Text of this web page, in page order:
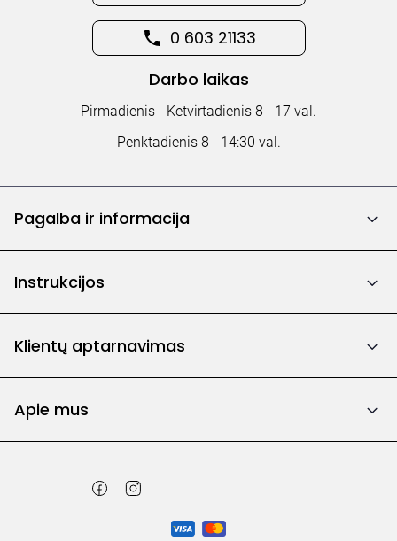
0 603 21133
Darbo laikas
Pirmadienis - Ketvirtadienis 8 - 17 val.
Penktadienis 8 - 14:30 val.
Pagalba ir informacija
Instrukcijos
Klientų aptarnavimas
Apie mus